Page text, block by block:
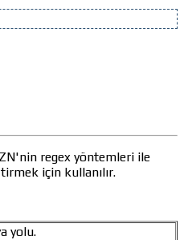
regex yöntemleri ile
için kullanılır.
yolu.